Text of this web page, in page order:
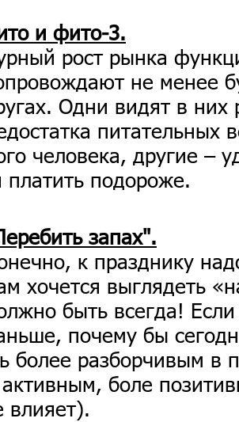
и фито-3.
рост рынка
не менее
Одни видят в
питательных
человека, другие –
платить подороже.
запах".
к празднику
хочется выглядеть
быть всегда! Если
почему бы
более разборчивым в
боле
влияет).